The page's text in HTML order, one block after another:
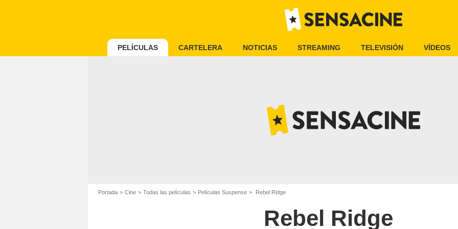
PELÍCULAS CARTELERA NOTICIAS STREAMING TELEVISIÓN VÍDEOS
Portada Cine Todas las películas Películas Suspense Rebel Ridge
Rebel Ridge